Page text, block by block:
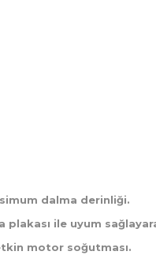
dalma derinliği.
plakası ile uyum
motor soğutması.